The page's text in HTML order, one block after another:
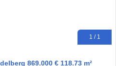
1 / 1
869.000 € 118.73 m²